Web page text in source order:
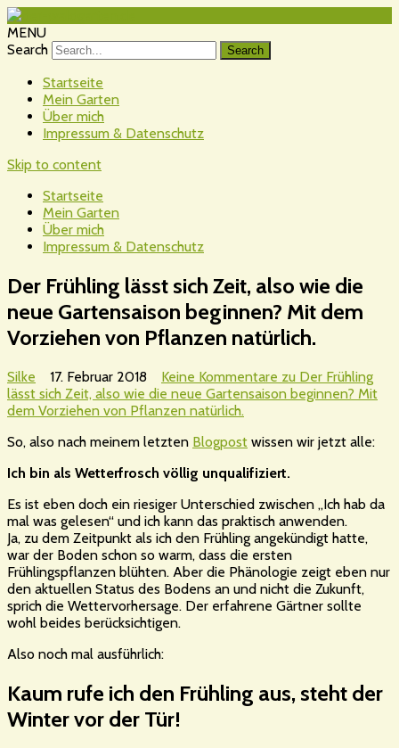
MENU
Search
Startseite
Mein Garten
Über mich
Impressum & Datenschutz
Skip to content
Startseite
Mein Garten
Über mich
Impressum & Datenschutz
Der Frühling lässt sich Zeit, also wie die
neue Gartensaison beginnen? Mit dem
Vorziehen von Pflanzen natürlich.
Silke 17. Februar 2018 Keine Kommentare zu Der Frühling
lässt sich Zeit, also wie die neue Gartensaison beginnen? Mit
dem Vorziehen von Pflanzen natürlich.
So, also nach meinem letzten Blogpost wissen wir jetzt alle:
Ich bin als Wetterfrosch völlig unqualifiziert.
Es ist eben doch ein riesiger Unterschied zwischen „Ich hab da
mal was gelesen“ und ich kann das praktisch anwenden.
Ja, zu dem Zeitpunkt als ich den Frühling angekündigt hatte,
war der Boden schon so warm, dass die ersten
Frühlingspflanzen blühten. Aber die Phänologie zeigt eben nur
den aktuellen Status des Bodens an und nicht die Zukunft,
sprich die Wettervorhersage. Der erfahrene Gärtner sollte
wohl beides berücksichtigen.
Also noch mal ausführlich:
Kaum rufe ich den Frühling aus, steht der
Winter vor der Tür!